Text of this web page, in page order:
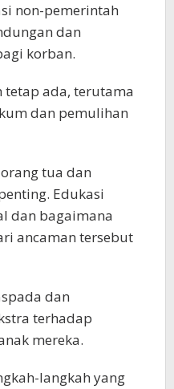
non-pemerintah
dan
korban.
tetap ada, terutama
dan pemulihan
tua dan
Edukasi
dan bagaimana
ancaman tersebut
dan
terhadap
mereka.
langkah yang